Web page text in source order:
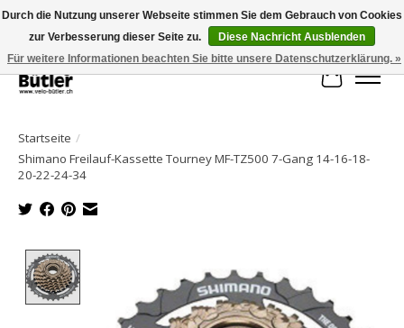
Große Auswahl an Produkten und schneller Versand!
Ihr
Startseite /
Shimano Freilauf-Kassette Tourney MF-TZ500 7-Gang 14-16-18-
20-22-24-34
Durch die Nutzung unserer Webseite stimmen Sie dem Gebrauch von Cookies
zur Verbesserung dieser Seite zu.
Diese Nachricht Ausblenden
Für weitere Informationen beachten Sie bitte unsere Datenschutzerklärung. »